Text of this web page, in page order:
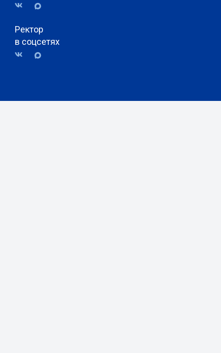
Ректор
в соцсетях